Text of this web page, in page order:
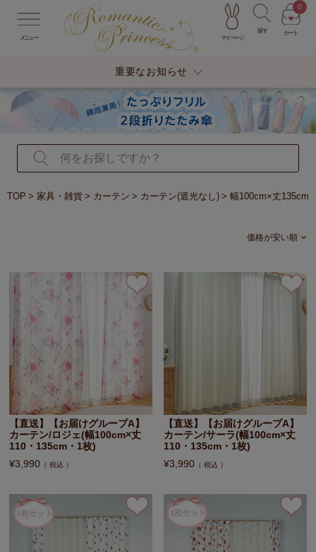
メニュー マイページ
探す カート
0
重要なお知らせ
TOP 家具・雑貨 カーテン カーテン(遮光なし) 幅100cm×丈135cm
価格が安い順
【直送】【お届けグループA】
カーテン/ロジェ(幅100cm×丈
110・135cm・1枚)
¥3,990 税込
【直送】【お届けグループA】
カーテン/サーラ(幅100cm×丈
110・135cm・1枚)
¥3,990 税込